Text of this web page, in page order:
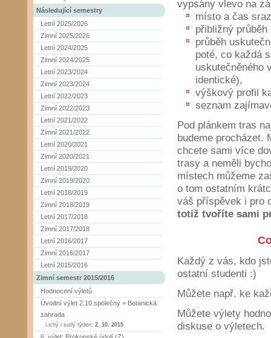
Následující semestry
Letní 2025/2026
Zimní 2025/2026
Letní 2024/2025
Zimní 2024/2025
Letní 2023/2024
Zimní 2023/2024
Letní 2022/2023
Zimní 2022/2023
Letní 2021/2022
Zimní 2021/2022
Letní 2020/2021
Zimní 2020/2021
Letní 2019/2020
Zimní 2019/2020
Letní 2018/2019
Zimní 2018/2019
Letní 2017/2018
Zimní 2017/2018
Letní 2016/2017
Zimní 2016/2017
Letní 2015/2016
Zimní semestr 2015/2016
Hodnocení výletů
Úvodní výlet 2.10.společný = Botanická
zahrada
Lichý i sudý týden: 2. 10. 2015
vypsány vlevo na
místo a čas
přibližný průběh
průběh
poté, co každá
uskutečněného
identické),
výškový profil
seznam
Pod plánkem tras
budeme procházet.
chcete sami více
trasy a neměli
místech můžeme
o tom ostatním
váš příspěvek i pro
totiž tvoříte sami
Každý z vás, kdo
ostatní studenti :)
Můžete např. ke
Můžete výlety
diskuse o výletech.